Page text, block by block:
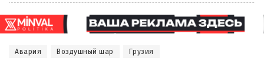
Авария Воздушный шар Грузия